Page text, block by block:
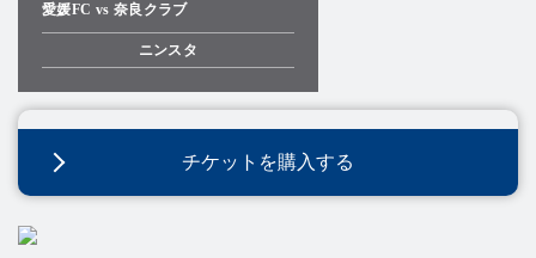
ニンスタ
愛媛FC vs 奈良クラブ
チケットを購入する